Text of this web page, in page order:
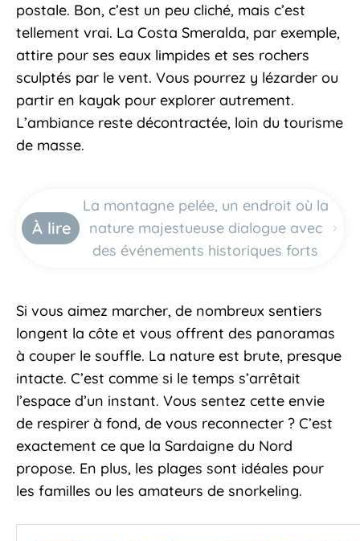
postale. Bon, c’est un peu cliché, mais c’est
tellement vrai. La Costa Smeralda, par exemple,
attire pour ses eaux limpides et ses rochers
sculptés par le vent. Vous pourrez y lézarder ou
partir en kayak pour explorer autrement.
L’ambiance reste décontractée, loin du tourisme
de masse.
À lire
La montagne pelée, un endroit où la
nature majestueuse dialogue avec
des événements historiques forts
Si vous aimez marcher, de nombreux sentiers
longent la côte et vous offrent des panoramas
à couper le souffle. La nature est brute, presque
intacte. C’est comme si le temps s’arrêtait
l’espace d’un instant. Vous sentez cette envie
de respirer à fond, de vous reconnecter ? C’est
exactement ce que la Sardaigne du Nord
propose. En plus, les plages sont idéales pour
les familles ou les amateurs de snorkeling.